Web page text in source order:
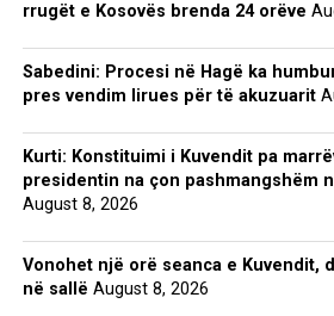
rrugët e Kosovës brenda 24 orëve
Sabedini: Procesi në Hagë ka
pres vendim lirues për të akuzuarit
Kurti: Konstituimi i Kuvendit pa
presidentin na çon pashmangshëm
August 8, 2026
Vonohet një orë seanca e Kuvendit,
në sallë August 8, 2026